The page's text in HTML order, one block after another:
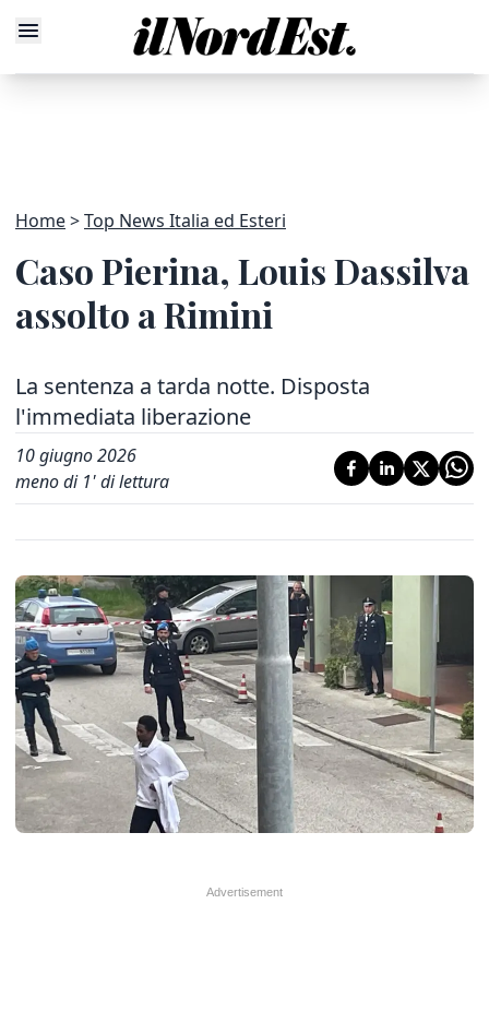
Home Top News Italia ed Esteri
Caso Pierina, Louis Dassilva
assolto a Rimini
La sentenza a tarda notte. Disposta
l'immediata liberazione
10 giugno 2026
meno di 1' di lettura